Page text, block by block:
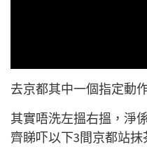
去京都其中一個指定動
其實唔洗左搵右搵，淨
齊睇吓以下3間京都站抹